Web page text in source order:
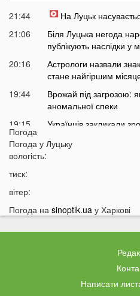
21:44
На Луцьк
21:06
Біля Луцька негода
публікують наслідки у
20:16
Астрологи назвали
стане найгіршим
19:44
Врожай під загрозою:
аномальної спеки
19:15
Українців закликали
18:43
17:42
Українців попередили
17:13
На Волині у ліцей
Українцям у Польщі
Відома українська
Погода
Погода у Луцьку
вологість:
тиск:
вітер:
Погода на sinoptik.ua у Харкові
Написати